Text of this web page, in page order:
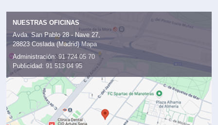
NUESTRAS OFICINAS
Avda. San Pablo 28 - Nave 27,
28823 Coslada (Madrid) Mapa
Administración: 91 724 05 70
Publicidad: 91 513 04 95